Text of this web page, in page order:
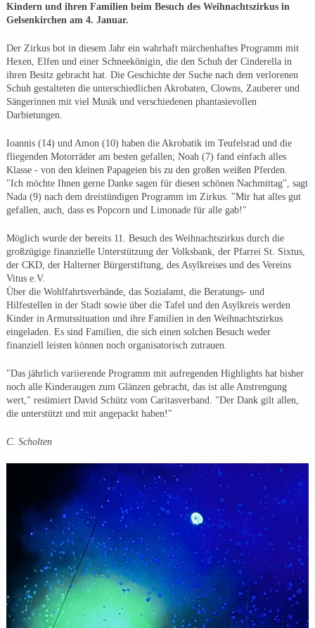
Kindern und ihren Familien beim Besuch des Weihnachtszirkus in
Gelsenkirchen am 4. Januar.
Der Zirkus bot in diesem Jahr ein wahrhaft märchenhaftes Programm mit
Hexen, Elfen und einer Schneekönigin, die den Schuh der Cinderella in
ihren Besitz gebracht hat. Die Geschichte der Suche nach dem verlorenen
Schuh gestalteten die unterschiedlichen Akrobaten, Clowns, Zauberer und
Sängerinnen mit viel Musik und verschiedenen phantasievollen
Darbietungen.
Ioannis (14) und Amon (10) haben die Akrobatik im Teufelsrad und die
fliegenden Motorräder am besten gefallen; Noah (7) fand einfach alles
Klasse - von den kleinen Papageien bis zu den großen weißen Pferden.
"Ich möchte Ihnen gerne Danke sagen für diesen schönen Nachmittag", sagt
Nada (9) nach dem dreistündigen Programm im Zirkus. "Mir hat alles gut
gefallen, auch, dass es Popcorn und Limonade für alle gab!"
Möglich wurde der bereits 11. Besuch des Weihnachtszirkus durch die
großzügige finanzielle Unterstützung der Volksbank, der Pfarrei St. Sixtus,
der CKD, der Halterner Bürgerstiftung, des Asylkreises und des Vereins
Vitus e.V.
Über die Wohlfahrtsverbände, das Sozialamt, die Beratungs- und
Hilfestellen in der Stadt sowie über die Tafel und den Asylkreis werden
Kinder in Armutssituation und ihre Familien in den Weihnachtszirkus
eingeladen. Es sind Familien, die sich einen solchen Besuch weder
finanziell leisten können noch organisatorisch zutrauen.
"Das jährlich variierende Programm mit aufregenden Highlights hat bisher
noch alle Kinderaugen zum Glänzen gebracht, das ist alle Anstrengung
wert," resümiert David Schütz vom Caritasverband. "Der Dank gilt allen,
die unterstützt und mit angepackt haben!"
C. Scholten